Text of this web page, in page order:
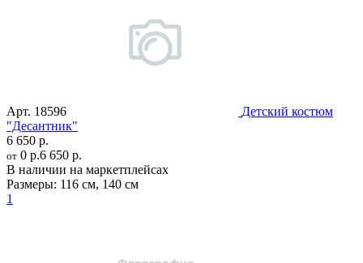
Арт. 18596
Детский костюм
"Десантник"
6 650 р.
от 0 р.6 650 р.
В наличии на маркетплейсах
Размеры: 116 см, 140 см
1